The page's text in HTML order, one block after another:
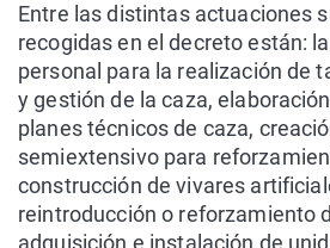
Entre las distintas actuaciones
recogidas en el decreto están:
personal para la realización de
y gestión de la caza,
planes técnicos de caza,
semiextensivo para
construcción de vivares
reintroducción o reforzamiento
adquisición e instalación de